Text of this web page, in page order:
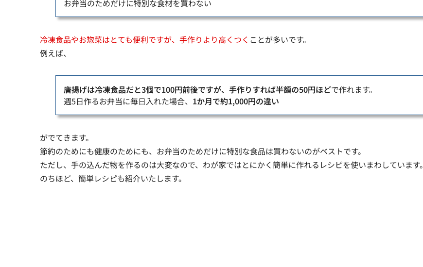
お弁当のためだけに特別な食材を買わない
冷凍食品やお惣菜はとても便利ですが、手作りより高くつく ことが多いです。
例えば、
唐揚げは冷凍食品だと3個で100円前後ですが、手作りすれば半額の50円ほどで作れます。
週5日作るお弁当に毎日入れた場合、 1か月で約1,000円の違い
がでてきます。
節約のためにも健康のためにも、お弁当のためだけに特別な食品は買わないのがベストです。
ただし、手の込んだ物を作るのは大変なので、わが家ではとにかく簡単に作れるレシピを使いまわしています。
のちほど、簡単レシピも紹介いたします。